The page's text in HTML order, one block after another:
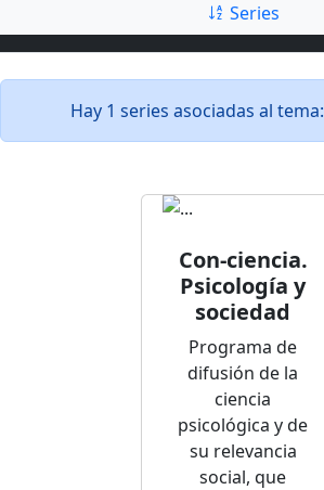
Series
Hay 1 series asociadas al tema:
Con-ciencia.
Psicología y
sociedad
Programa de
difusión de la
ciencia
psicológica y de
su relevancia
social, que